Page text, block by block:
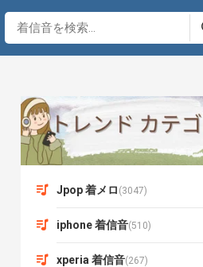
Jpop 着メロ (3047)
iphone 着信音(510)
xperia 着信音(267)